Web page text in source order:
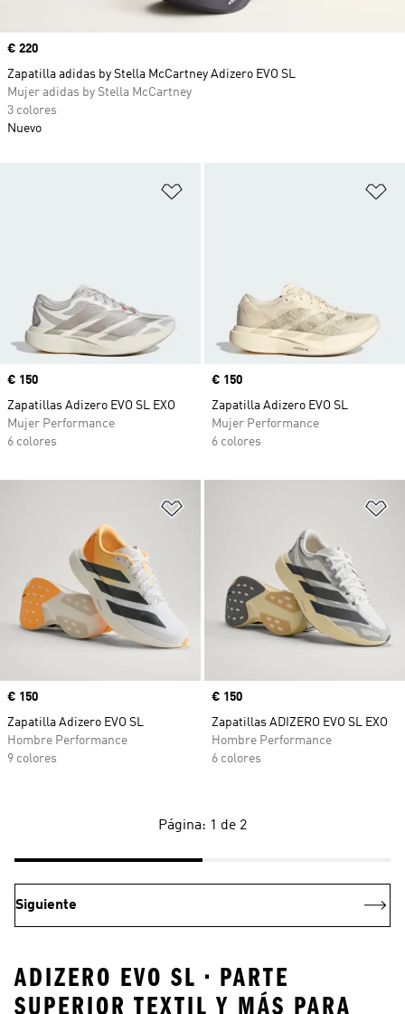
Precio
€ 150
Zapatillas Adizero EVO SL EXO
Mujer Performance
6 colores
Precio
€ 150
Zapatilla Adizero EVO SL
Mujer Performance
6 colores
Precio
€ 150
Zapatilla Adizero EVO SL
Hombre Performance
9 colores
Precio
€ 150
Zapatillas ADIZERO EVO SL EXO
Hombre Performance
6 colores
Precio
€ 220
Zapatilla adidas by Stella McCartney Adizero EVO SL
Mujer adidas by Stella McCartney
3 colores
Nuevo
Página: 1 de 2
Siguiente
ADIZERO EVO SL • PARTE
SUPERIOR TEXTIL Y MÁS PARA